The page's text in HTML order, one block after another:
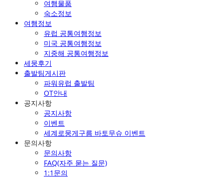
여행물품
숙소정보
여행정보
유럽 공통여행정보
미국 공통여행정보
지중해 공통여행정보
세뭉후기
출발팀게시판
파워유럽 출발팀
OT안내
공지사항
공지사항
이벤트
세계로뭉게구름 바토무슈 이벤트
문의사항
문의사항
FAQ(자주 묻는 질문)
1:1문의